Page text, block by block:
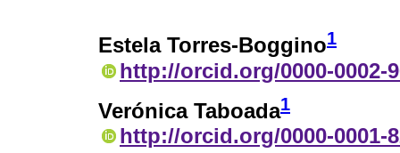
Estela Torres-Boggino1
http://orcid.org/0000-0002-
Verónica Taboada1
http://orcid.org/0000-0001-